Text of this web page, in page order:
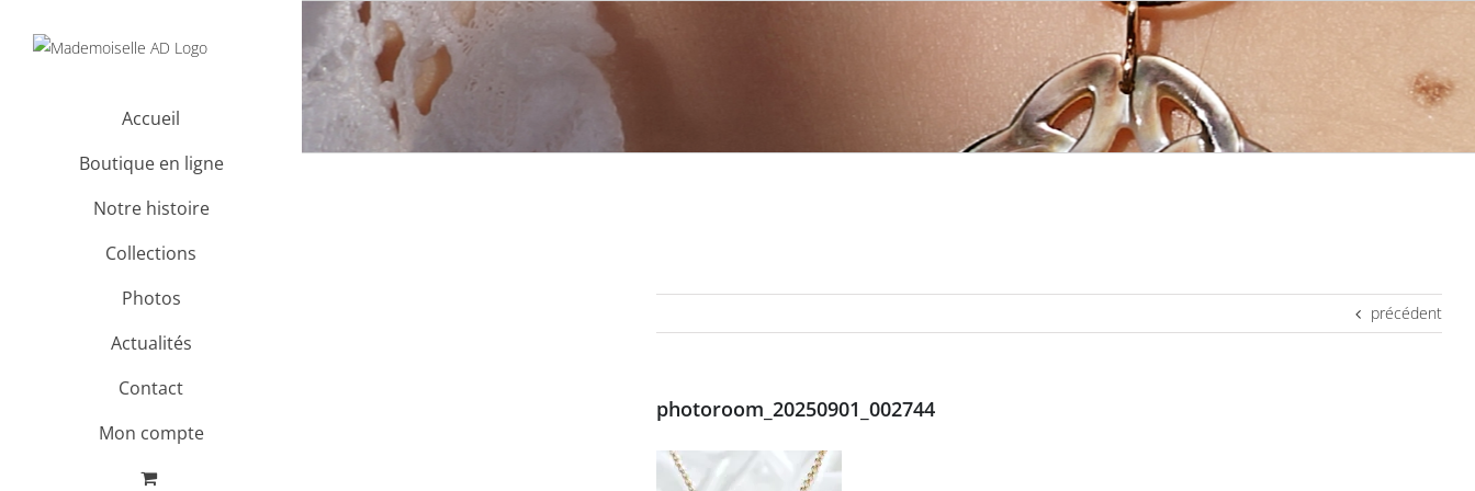
Accueil
Boutique en ligne
Notre histoire
Collections
Photos
Actualités
Contact
Mon compte
précédent
photoroom_20250901_002744